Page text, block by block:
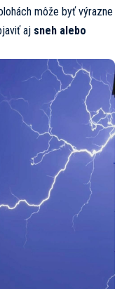
môže byť výrazne
aj sneh alebo